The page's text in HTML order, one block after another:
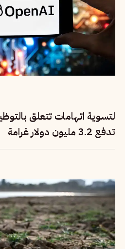
لتسوية اتهامات تتعلق
تدفع 3.2 مليون دولار غرامة